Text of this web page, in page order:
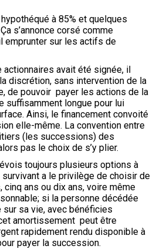
à 85% et quelques
s’annonce corsé comme
emprunter sur les actifs de
actionnaires avait été signée, il
discrétion, sans intervention de la
de pouvoir payer les actions de la
suffisamment longue pour lui
Ainsi, le financement convoité
elle-même. La convention entre
(les successions) des
pas le choix de s’y plier.
toujours plusieurs options à
survivant a le privilège de choisir de
ans ou dix ans, voire même
si la personne décédée
sur sa vie, avec bénéficies
amortissement peut être
rapidement rendu disponible à
payer la succession.